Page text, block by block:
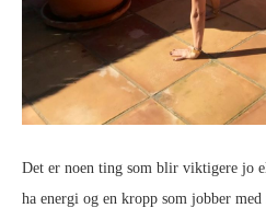
Det er noen ting som blir viktigere jo
ha energi og en kropp som jobber